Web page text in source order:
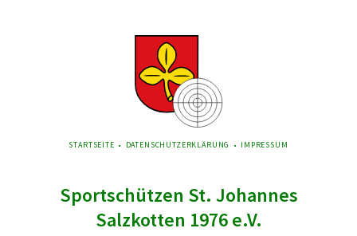
NAVIGATION
STARTSEITE DATENSCHUTZERKLÄRUNG IMPRESSUM
Sportschützen St. Johannes
Salzkotten 1976 e.V.